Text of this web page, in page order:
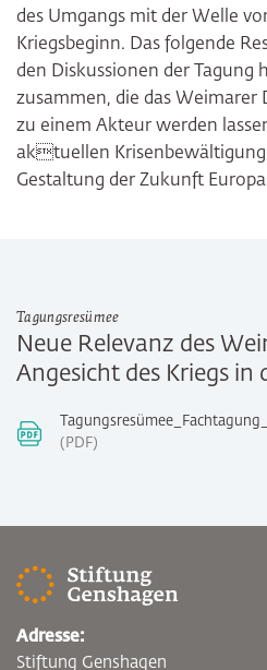
des Umgangs mit der Welle
Kriegsbeginn. Das folgende
den Diskussionen der Tagung
zusammen, die das
zu einem Akteur werden
aktuellen
Gestaltung der Zukunft
Tagungsresümee
Neue Relevanz des
Angesicht des Kriegs in
PDF
Adresse:
Stiftung Genshagen